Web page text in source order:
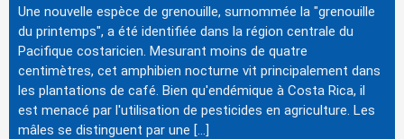
Une nouvelle espèce de grenouille, surnommée la "grenouille
du printemps", a été identifiée dans la région centrale du
Pacifique costaricien. Mesurant moins de quatre
centimètres, cet amphibien nocturne vit principalement dans
les plantations de café. Bien qu'endémique à Costa Rica, il
est menacé par l'utilisation de pesticides en agriculture. Les
mâles se distinguent par une […]